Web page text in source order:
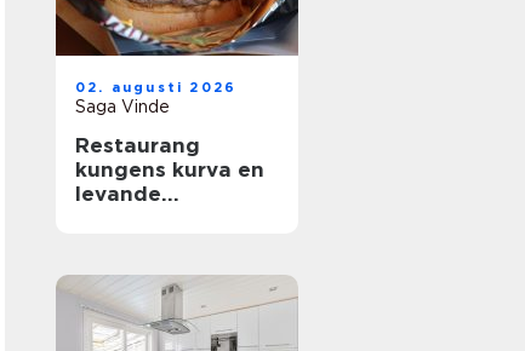
02. augusti 2026
Saga Vinde
Restaurang
kungens kurva en
levande